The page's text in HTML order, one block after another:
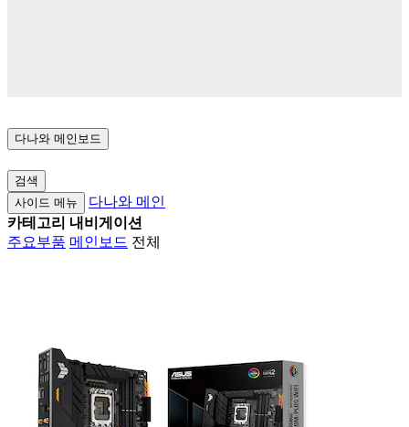
다나와 메인보드
검색
사이드 메뉴
다나와 메인
카테고리 내비게이션
주요부품 메인보드 전체